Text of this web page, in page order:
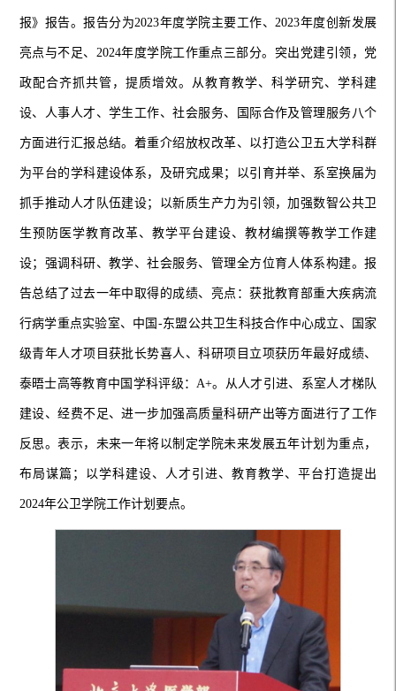
报》报告。报告分为2023年度学院主要工作、2023年度创新发展
亮点与不足、2024年度学院工作重点三部分。突出党建引领，党
政配合齐抓共管，提质增效。从教育教学、科学研究、学科建
设、人事人才、学生工作、社会服务、国际合作及管理服务八个
方面进行汇报总结。着重介绍放权改革、以打造公卫五大学科群
为平台的学科建设体系，及研究成果；以引育并举、系室换届为
抓手推动人才队伍建设；以新质生产力为引领，加强数智公共卫
生预防医学教育改革、教学平台建设、教材编撰等教学工作建
设；强调科研、教学、社会服务、管理全方位育人体系构建。报
告总结了过去一年中取得的成绩、亮点：获批教育部重大疾病流
行病学重点实验室、中国-东盟公共卫生科技合作中心成立、国家
级青年人才项目获批长势喜人、科研项目立项获历年最好成绩、
泰晤士高等教育中国学科评级：A+。从人才引进、系室人才梯队
建设、经费不足、进一步加强高质量科研产出等方面进行了工作
反思。表示，未来一年将以制定学院未来发展五年计划为重点，
布局谋篇；以学科建设、人才引进、教育教学、平台打造提出
2024年公卫学院工作计划要点。